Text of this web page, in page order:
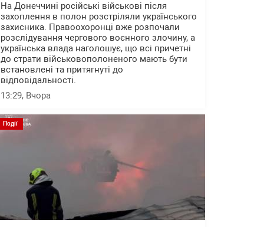
На Донеччині російські військові після
захоплення в полон розстріляли українського
захисника. Правоохоронці вже розпочали
розслідування чергового воєнного злочину, а
українська влада наголошує, що всі причетні
до страти військовополоненого мають бути
встановлені та притягнуті до
відповідальності.
13:29, Вчора
Події